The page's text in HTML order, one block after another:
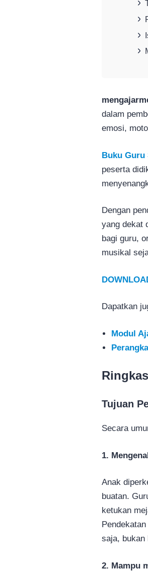
dalam
emosi,
Buku Guru
peserta
Dengan
yang dekat
bagi guru,
musikal
Dapatkan
Modul
Tujuan
Secara
1.
Anak
buatan.
ketukan
saja, bukan
2. Mampu